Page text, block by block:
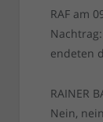
RAF am
endeten
RAINER
Nein,